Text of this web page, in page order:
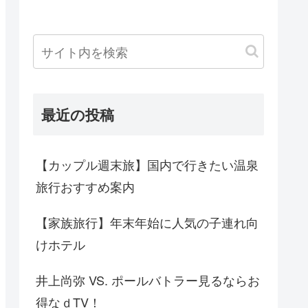
最近の投稿
【カップル週末旅】国内で行きたい温泉
旅行おすすめ案内
【家族旅行】年末年始に人気の子連れ向
けホテル
井上尚弥 VS. ポールバトラー見るならお
得なｄTV！